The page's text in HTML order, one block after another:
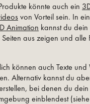
könnte auch ein
von Vorteil sein. In
Animation kannst du
aus zeigen und alle
können auch Texte
Alternativ kannst du
bei denen du dein
einblendest